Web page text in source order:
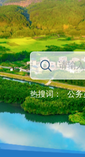
热搜词： 公务